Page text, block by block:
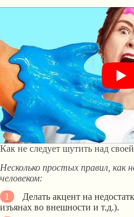
Как не следует шутить над
Несколько простых правил, как
человеком:
Делать акцент на
изъянах во внешности и т.д.).